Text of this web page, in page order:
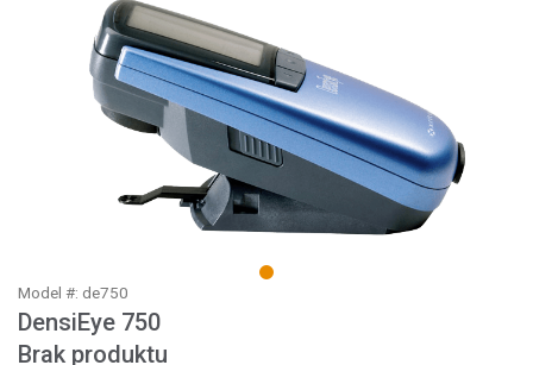
1
Model #: de750
DensiEye 750
Brak produktu